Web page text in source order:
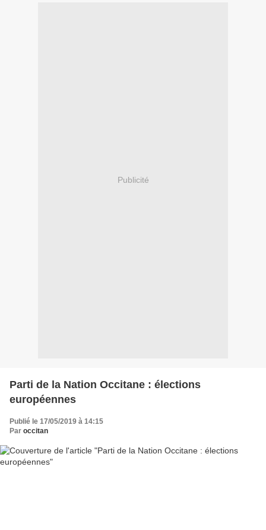
Publicité
Parti de la Nation Occitane : élections
européennes
Publié le 17/05/2019 à 14:15
Par occitan